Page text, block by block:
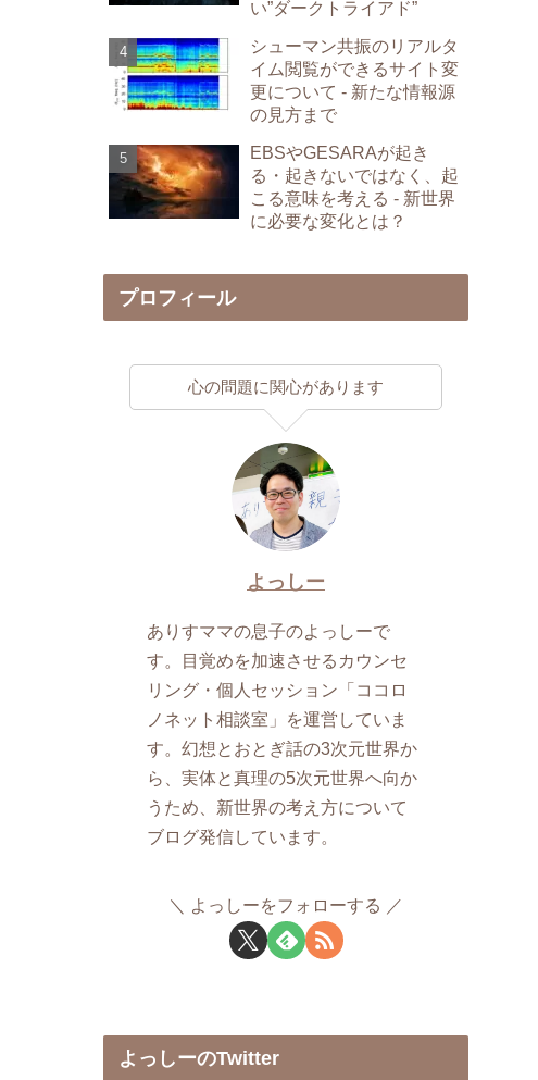
い”ダークトライアド”
シューマン共振のリアルタ
イム閲覧ができるサイト変
更について - 新たな情報源
の見方まで
EBSやGESARAが起き
る・起きないではなく、起
こる意味を考える - 新世界
に必要な変化とは？
プロフィール
心の問題に関心があります
よっしー
ありすママの息子のよっしーで
す。目覚めを加速させるカウンセ
リング・個人セッション「ココロ
ノネット相談室」を運営していま
す。幻想とおとぎ話の3次元世界か
ら、実体と真理の5次元世界へ向か
うため、新世界の考え方について
ブログ発信しています。
よっしーをフォローする
よっしーのTwitter